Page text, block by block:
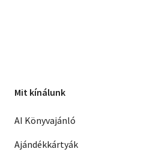
Mit kínálunk
AI Könyvajánló
Ajándékkártyák